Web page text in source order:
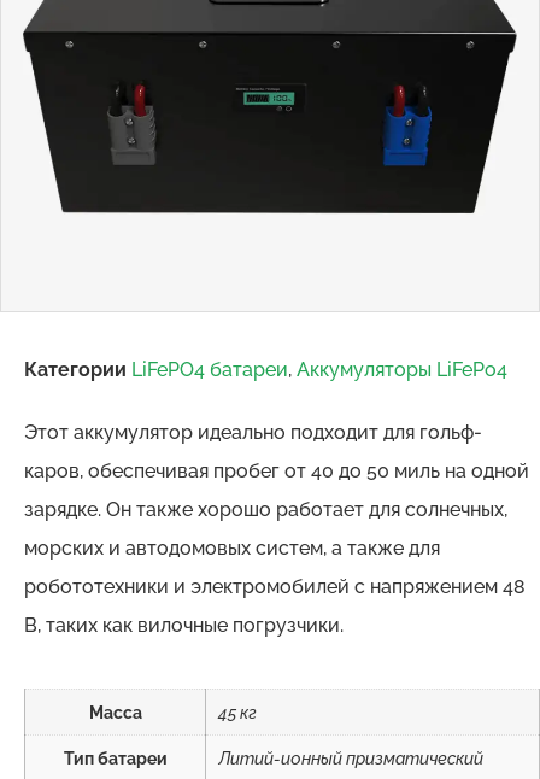
Категории LiFePO4 батареи, Аккумуляторы LiFePo4
Этот аккумулятор идеально подходит для гольф-
каров, обеспечивая пробег от 40 до 50 миль на одной
зарядке. Он также хорошо работает для солнечных,
морских и автодомовых систем, а также для
робототехники и электромобилей с напряжением 48
В, таких как вилочные погрузчики.
Масса 45 кг
Тип батареи Литий-ионный призматический